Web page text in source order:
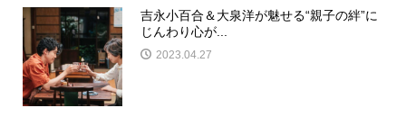
吉永小百合＆大泉洋が魅せる“親子の絆”に
じんわり心が...
2023.04.27